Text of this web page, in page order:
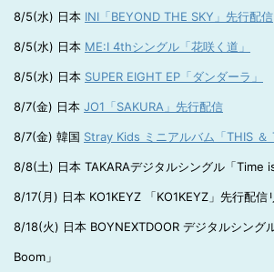
8/5(水) 日本 INI「BEYOND THE SKY」先行配信
8/5(水) 日本 ME:I 4thシングル「花咲く道」
8/5(水) 日本 SUPER EIGHT EP「ダンダーラ」
8/7(金) 日本 JO1「SAKURA」先行配信
8/7(金) 韓国 Stray Kids ミニアルバム「THIS ＆
8/8(土) 日本 TAKARAデジタルシングル「Time
8/17(月) 日本 KO1KEYZ 「KO1KEYZ」先行配信
8/18(火) 日本 BOYNEXTDOOR デジタルシング
Boom」